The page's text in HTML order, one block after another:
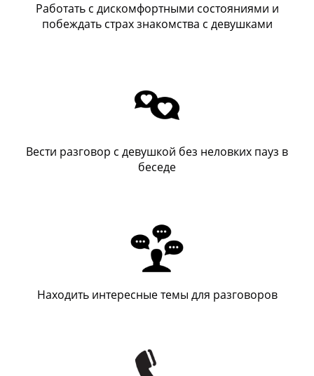
Работать с дискомфортными состояниями и
побеждать страх знакомства с девушками
Вести разговор с девушкой без неловких пауз в
беседе
Находить интересные темы для разговоров